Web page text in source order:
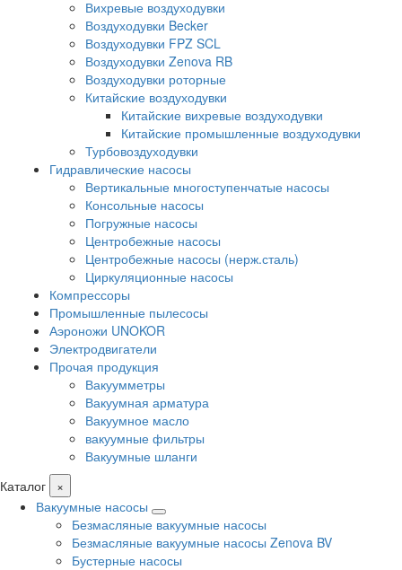
Вихревые воздуходувки
Воздуходувки Becker
Воздуходувки FPZ SCL
Воздуходувки Zenova RB
Воздуходувки роторные
Китайские воздуходувки
Китайские вихревые воздуходувки
Китайские промышленные воздуходувки
Турбовоздуходувки
Гидравлические насосы
Вертикальные многоступенчатые насосы
Консольные насосы
Погружные насосы
Центробежные насосы
Центробежные насосы (нерж.сталь)
Циркуляционные насосы
Компрессоры
Промышленные пылесосы
Аэроножи UNOKOR
Электродвигатели
Прочая продукция
Вакуумметры
Вакуумная арматура
Вакуумное масло
вакуумные фильтры
Вакуумные шланги
Каталог
×
Вакуумные насосы
Безмасляные вакуумные насосы
Безмасляные вакуумные насосы Zenova BV
Бустерные насосы